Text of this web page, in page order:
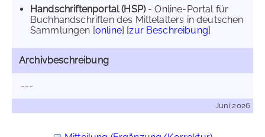
Handschriftenportal (HSP)- Online-Portal für
Buchhandschriften des Mittelalters in deutschen
Sammlungen [online] [zur Beschreibung]
Archivbeschreibung
---
Juni 2026